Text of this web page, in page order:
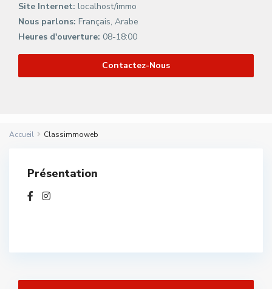
Site Internet: localhost/immo
Nous parlons: Français, Arabe
Heures d'ouverture: 08-18:00
Contactez-Nous
Accueil Classimmoweb
Présentation